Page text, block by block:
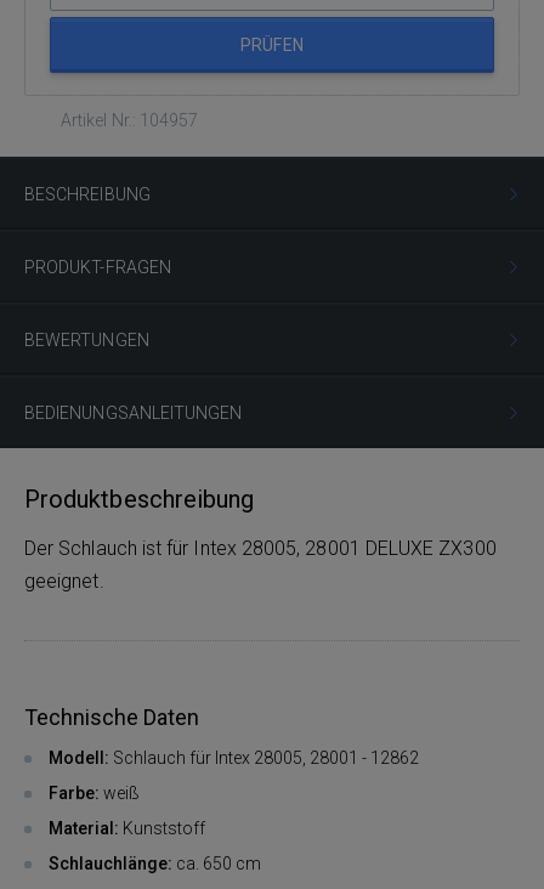
PRÜFEN
Artikel Nr.: 104957
BESCHREIBUNG
PRODUKT-FRAGEN
BEWERTUNGEN
BEDIENUNGSANLEITUNGEN
Produktbeschreibung
Der Schlauch ist für Intex 28005, 28001 DELUXE ZX300
geeignet.
Technische Daten
Modell: Schlauch für Intex 28005, 28001 - 12862
Farbe: weiß
Material: Kunststoff
Schlauchlänge: ca. 650 cm